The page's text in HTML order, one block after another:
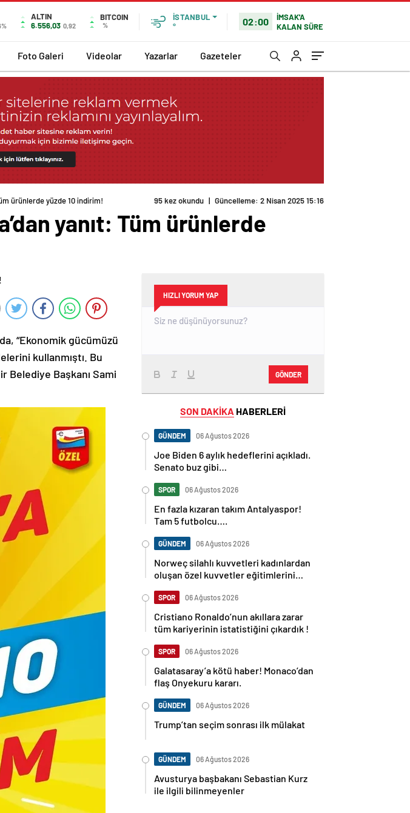
ALTIN
6.556,03 0,92
BITCOIN
%
İSTANBUL
°
02:00
İMSAK'A
KALAN SÜRE
Foto Galeri Videolar Yazarlar Gazeteler
ürünlerde yüzde 10 indirim! 95 kez okundu | Güncelleme: 2 Nisan 2025 15:16
yanıt: Tüm ürünlerde
“Ekonomik gücümüzü
kullanmıştı. Bu
Belediye Başkanı Sami
HIZLI YORUM YAP
GÖNDER
SON DAKİKA HABERLERİ
GÜNDEM 06 Ağustos 2026
Joe Biden 6 aylık hedeflerini açıkladı.
Senato buz gibi…
SPOR 06 Ağustos 2026
En fazla kızaran takım Antalyaspor!
Tam 5 futbolcu….
GÜNDEM 06 Ağustos 2026
Norweç silahlı kuvvetleri kadınlardan
oluşan özel kuvvetler eğitimlerini
SPOR 06 Ağustos 2026
Cristiano Ronaldo’nun akıllara zarar
tüm kariyerinin istatistiğini çıkardık !
SPOR 06 Ağustos 2026
Galatasaray’a kötü haber! Monaco’dan
flaş Onyekuru kararı.
GÜNDEM 06 Ağustos 2026
Trump’tan seçim sonrası ilk mülakat
GÜNDEM 06 Ağustos 2026
Avusturya başbakanı Sebastian Kurz
ile ilgili bilinmeyenler